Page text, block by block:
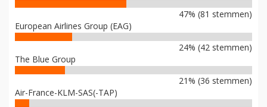
47% (81 stemmen)
European Airlines Group (EAG)
24% (42 stemmen)
The Blue Group
21% (36 stemmen)
Air-France-KLM-SAS(-TAP)